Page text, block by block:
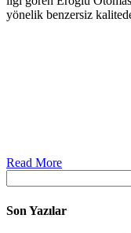
yönelik benzersiz
Read More
Son Yazılar